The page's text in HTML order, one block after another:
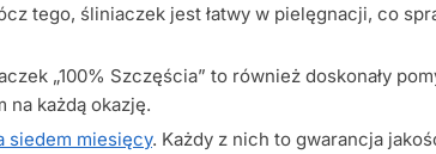
tego, śliniaczek jest łatwy w pielęgnacji, co
„100% Szczęścia” to również doskonały
na każdą okazję.
siedem miesięcy. Każdy z nich to gwarancja